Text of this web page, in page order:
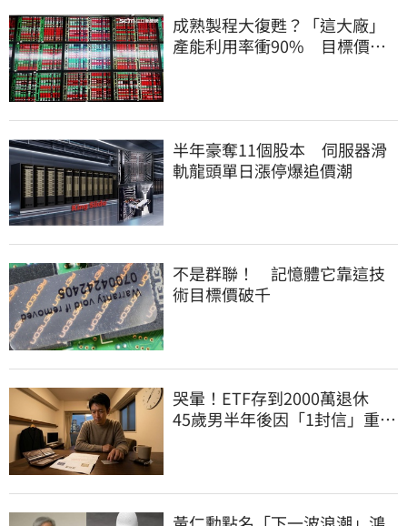
成熟製程大復甦？「這大廠」
產能利用率衝90% 目標價上
半年豪奪11個股本 伺服器滑
軌龍頭單日漲停爆追價潮
不是群聯！ 記憶體它靠這技
術目標價破千
哭暈！ETF存到2000萬退休
45歲男半年後因「1封信」重回